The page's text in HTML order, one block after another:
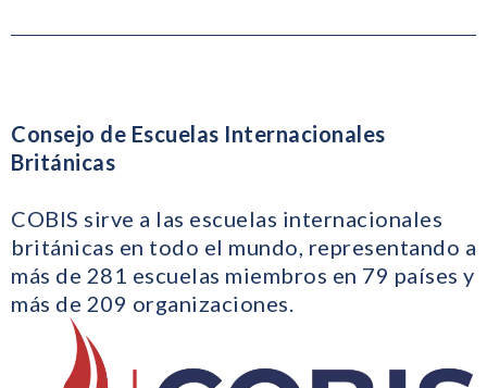
Consejo de Escuelas Internacionales
Británicas
COBIS sirve a las escuelas internacionales
británicas en todo el mundo, representando a
más de 281 escuelas miembros en 79 países y
más de 209 organizaciones.